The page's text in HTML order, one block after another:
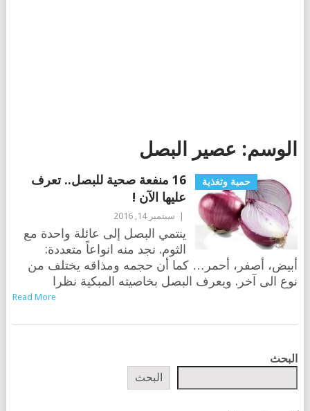
الوسم: عصير البصل
حمية وتغذية
16 منفعة صحية للبصل.. تعرف
عليها الآن !
سبتمبر 14, 2016
ينتمي البصل إلى عائلة واحدة مع
الثوم. نجد منه انواعاً متعددة:
أبيض، أصفر، أحمر… كما أن حجمه ومذاقه يختلف من
نوع الى آخر. ويعرف البصل بخاصيته المبكية نظرا
Read More
POSTS
البحث
البحث